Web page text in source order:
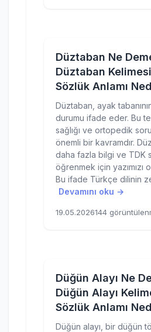
Düztaban Ne
Düztaban
Sözlük Anlamı
Düztaban, ayak
durumu ifade eder. Bu
sağlığı ve ortopedik
önemli bir kavramdır.
daha fazla bilgi ve TDK
öğrenmek için yazımızı
Bu ifade Türkçe dilinin
Devamını oku →
19.05.2026144
Düğün Alayı Ne
Düğün Alayı
Sözlük Anlamı
Düğün alayı, bir düğün